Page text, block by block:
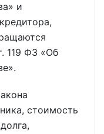
и
119 ФЗ «Об
стоимость